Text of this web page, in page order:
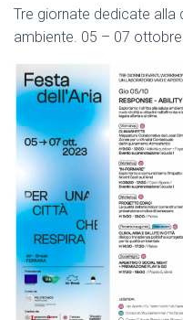
Tre giornate dedicate alla
ambiente. 05 – 07